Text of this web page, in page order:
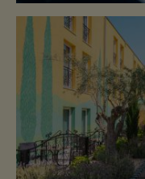
SPEISEKARTE